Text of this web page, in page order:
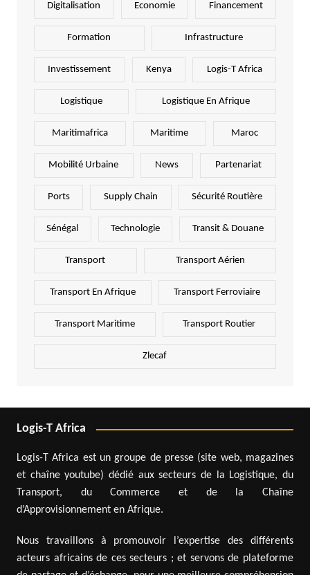
Digitalisation Economie Financement
Formation Infrastructure
Investissement Kenya Logis-T Africa
Logistique Logistique En Afrique
Maritimafrica Maritime Maroc
Mobilité Urbaine News Partenariat
Ports Supply Chain Sécurité Routière
Sénégal Technologie Transit & Douane
Transport Transport Aérien
Transport En Afrique Transport Ferroviaire
Transport Maritime Transport Routier
Zlecaf
Logis-T Africa
Logis-T Africa est un groupe de presse (site web, magazines
et chaîne youtube) dédié aux secteurs de la Logistique, du
Transport, du Commerce et de la Chaîne
d’Approvisionnement en Afrique.
Nous travaillons à promouvoir l’expertise des différents
acteurs africains de ces secteurs ; et servons de plateforme